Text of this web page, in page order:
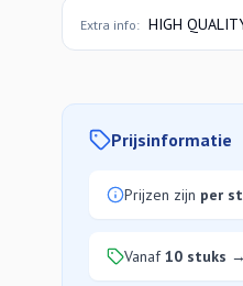
Extra info: HIGH
Prijsinformatie
Prijzen zijn per
Vanaf10 stuks →